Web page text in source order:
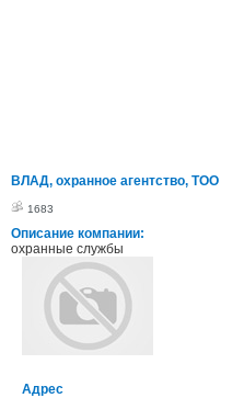
ВЛАД, охранное агентство, ТОО
1683
Описание компании:
охранные службы
Адрес